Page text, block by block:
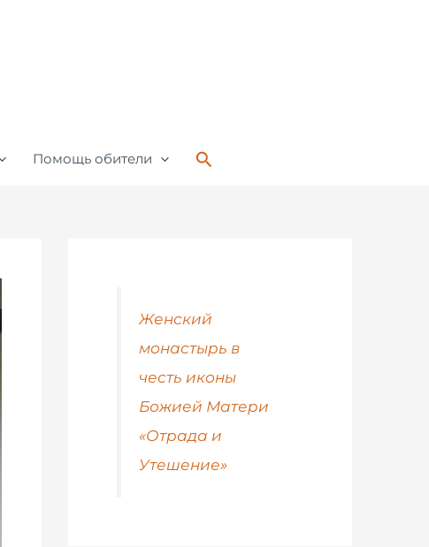
Помощь обители Поиск
Женский
монастырь в
честь иконы
Божией Матери
«Отрада и
Утешение»